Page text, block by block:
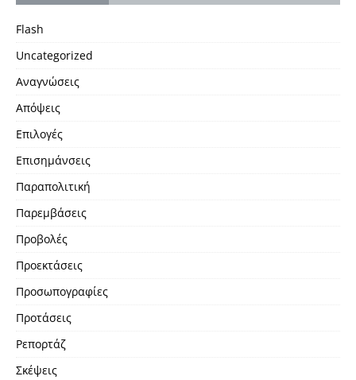
Flash
Uncategorized
Αναγνώσεις
Απόψεις
Επιλογές
Επισημάνσεις
Παραπολιτική
Παρεμβάσεις
Προβολές
Προεκτάσεις
Προσωπογραφίες
Προτάσεις
Ρεπορτάζ
Σκέψεις